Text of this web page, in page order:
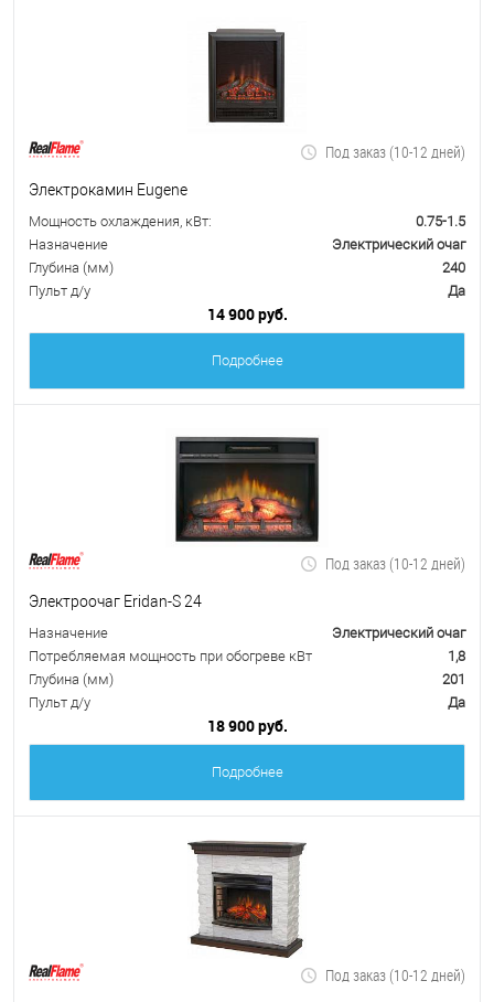
Под заказ (10-12 дней)
Электрокамин Eugene
Мощность охлаждения, кВт:
0.75-1.5
Назначение
Электрический очаг
Глубина (мм)
240
Пульт д/у
Да
14 900 руб.
Подробнее
Под заказ (10-12 дней)
Электроочаг Eridan-S 24
Назначение
Электрический очаг
Потребляемая мощность при обогреве кВт
1,8
Глубина (мм)
201
Пульт д/у
Да
18 900 руб.
Подробнее
Под заказ (10-12 дней)